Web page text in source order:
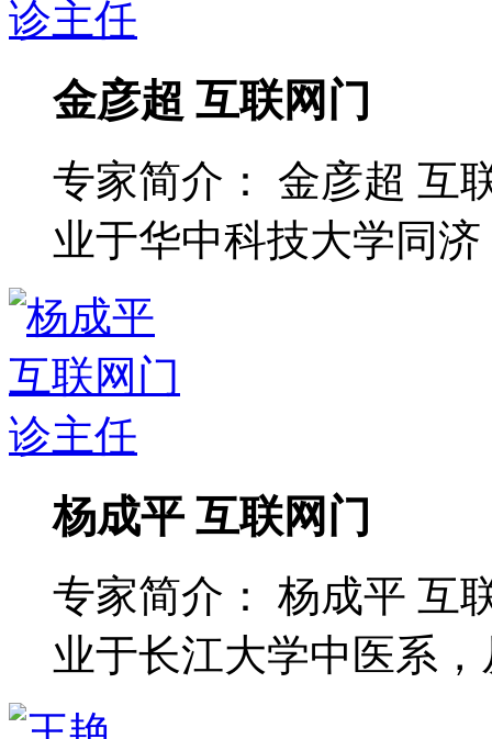
金彦超 互联网门
专家简介： 金彦超 互
业于华中科技大学同济
杨成平 互联网门
专家简介： 杨成平 互
业于长江大学中医系，